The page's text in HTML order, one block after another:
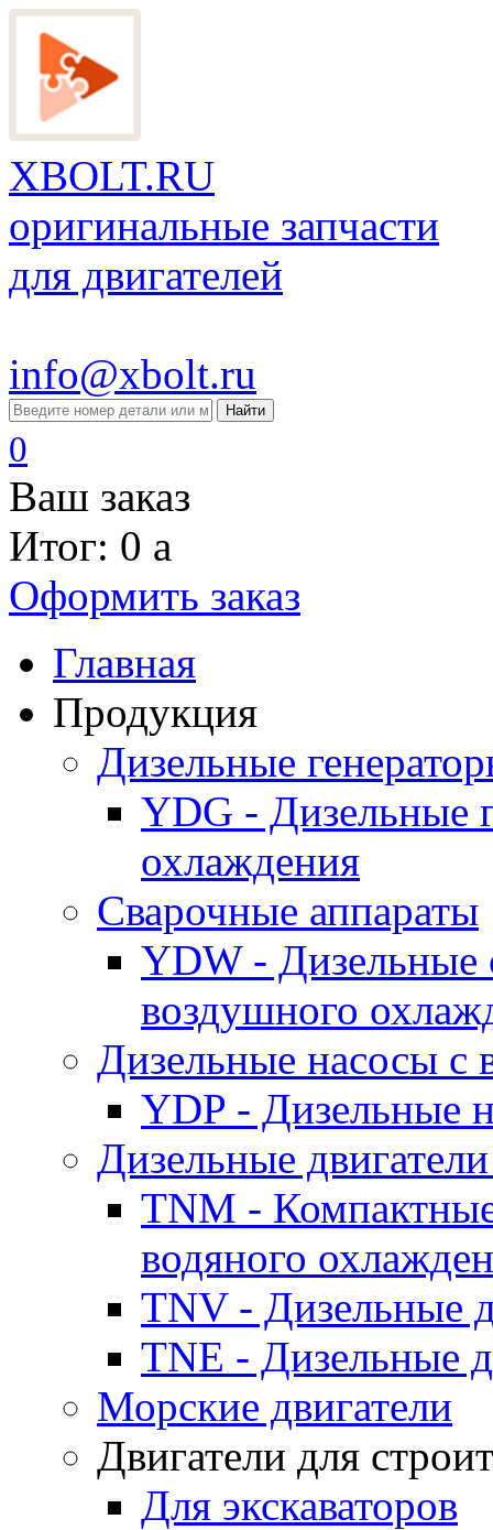
XBOLT.RU
оригинальные запчасти
для двигателей
info@xbolt.ru
Найти
0
Ваш заказ
Итог: 0 a
Оформить заказ
Главная
Продукция
Дизельные
YDG - Дизельные
охлаждения
Cварочные аппараты
YDW - Дизельные
воздушного
Дизельные насосы
YDP - Дизельные
Дизельные
TNM -
водяного
TNV - Дизельные
TNE - Дизельные
Морские двигатели
Двигатели для
Для экскаваторов